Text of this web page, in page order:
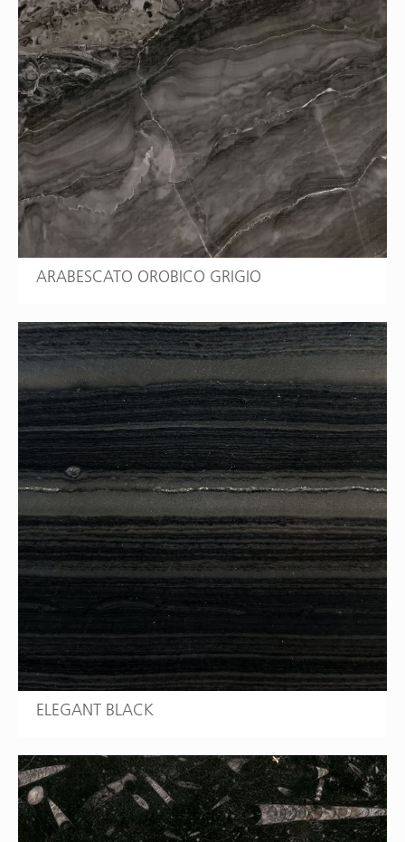
ARABESCATO OROBICO GRIGIO
ELEGANT BLACK